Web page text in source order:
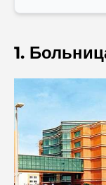
Пляжные
1.